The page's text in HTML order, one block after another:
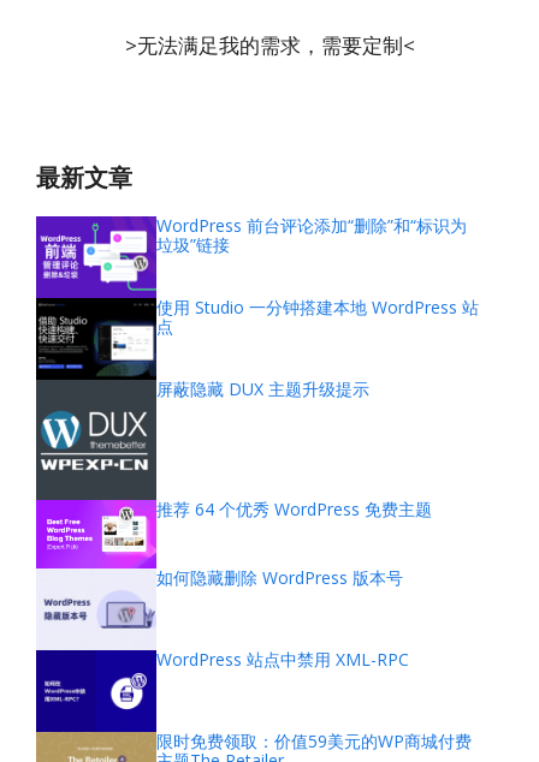
>无法满足我的需求，需要定制<
最新文章
WordPress 前台评论添加“删除”和“标识为
垃圾”链接
使用 Studio 一分钟搭建本地 WordPress 站
点
屏蔽隐藏 DUX 主题升级提示
推荐 64 个优秀 WordPress 免费主题
如何隐藏删除 WordPress 版本号
WordPress 站点中禁用 XML-RPC
限时免费领取：价值59美元的WP商城付费